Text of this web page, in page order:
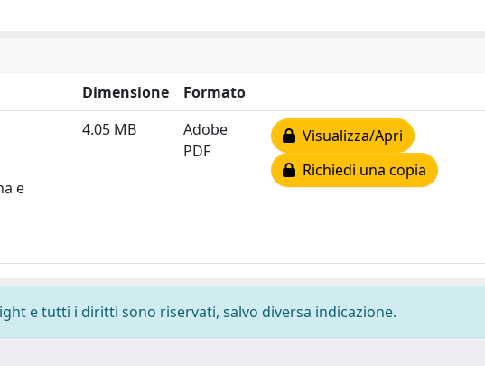
Dimensione
Formato
e
4.05 MB
Adobe
PDF
Visualizza/Apri
Richiedi una copia
e tutti i diritti sono riservati, salvo diversa indicazione.